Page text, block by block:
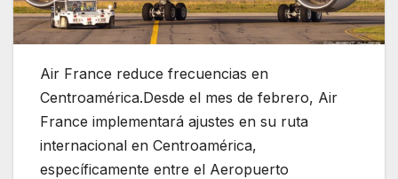
Air France reduce frecuencias en
Centroamérica.Desde el mes de febrero, Air
France implementará ajustes en su ruta
internacional en Centroamérica,
específicamente entre el Aeropuerto